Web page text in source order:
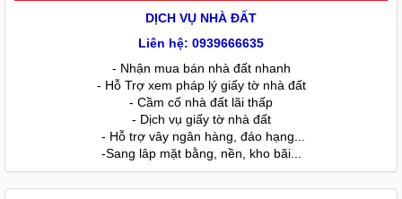
DỊCH VỤ NHÀ ĐẤT
Liên hệ: 0939666635
- Nhận mua bán nhà đất nhanh
- Hỗ Trợ xem pháp lý giấy tờ nhà đất
- Cầm cố nhà đất lãi thấp
- Dịch vụ giấy tờ nhà đất
- Hỗ trợ vây ngân hàng, đáo hạng...
-Sang lâp mặt bằng, nền, kho bãi...